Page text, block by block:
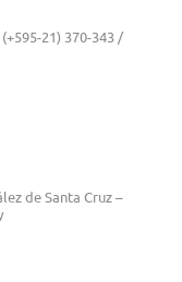
21) 370-343 /
de Santa Cruz –